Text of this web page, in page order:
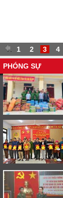
. 1 2 3 4
PHÓNG SỰ